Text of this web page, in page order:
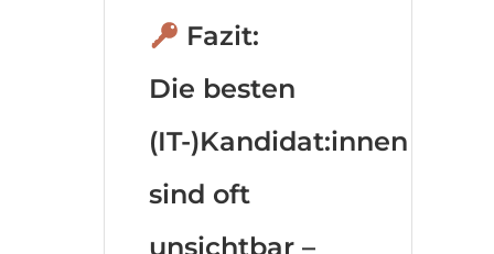
Fazit:
Die besten
(IT-)Kandidat:innen
sind oft
unsichtbar –